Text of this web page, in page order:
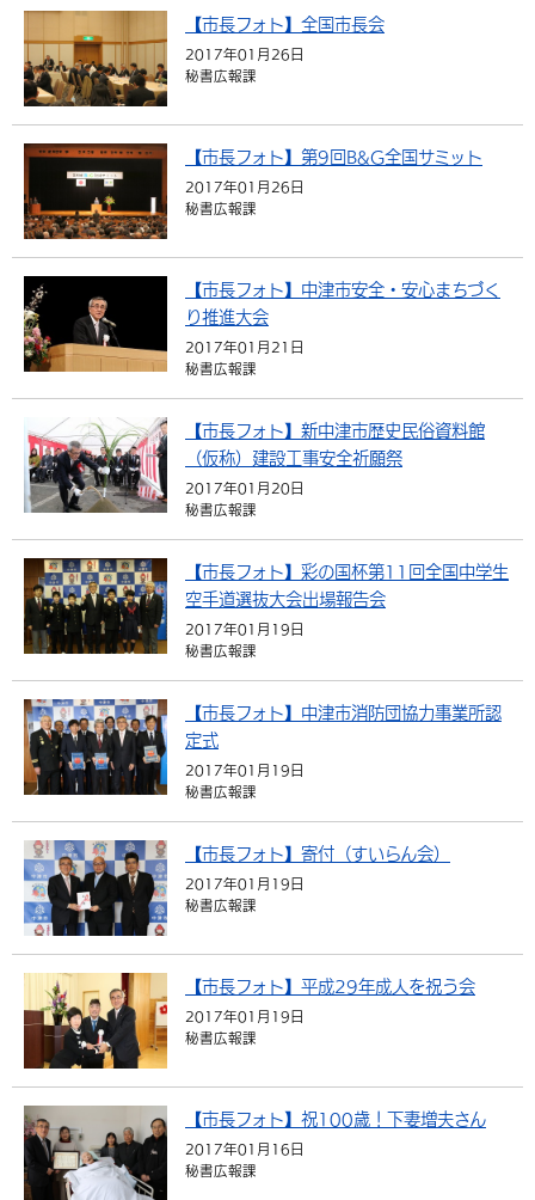
【市長フォト】全国市長会
2017年01月26日
秘書広報課
【市長フォト】第9回B&G全国サミット
2017年01月26日
秘書広報課
【市長フォト】中津市安全・安心まちづく
り推進大会
2017年01月21日
秘書広報課
【市長フォト】新中津市歴史民俗資料館
（仮称）建設工事安全祈願祭
2017年01月20日
秘書広報課
【市長フォト】彩の国杯第11回全国中学生
空手道選抜大会出場報告会
2017年01月19日
秘書広報課
【市長フォト】中津市消防団協力事業所認
定式
2017年01月19日
秘書広報課
【市長フォト】寄付（すいらん会）
2017年01月19日
秘書広報課
【市長フォト】平成29年成人を祝う会
2017年01月19日
秘書広報課
【市長フォト】祝100歳！下妻増夫さん
2017年01月16日
秘書広報課